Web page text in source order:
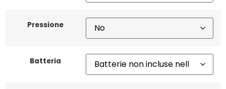
Pressione
Batteria